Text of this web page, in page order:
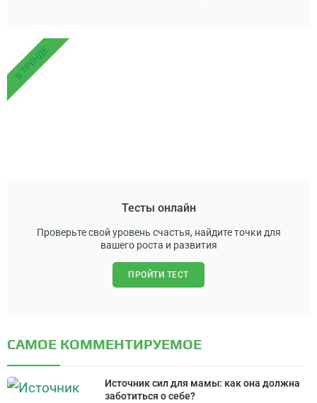
Тесты онлайн
Проверьте свой уровень счастья, найдите точки для
вашего роста и развития
ПРОЙТИ ТЕСТ
В ТРЕНДЕ
САМОЕ КОММЕНТИРУЕМОЕ
Источник сил для мамы: как она должна
заботиться о себе?